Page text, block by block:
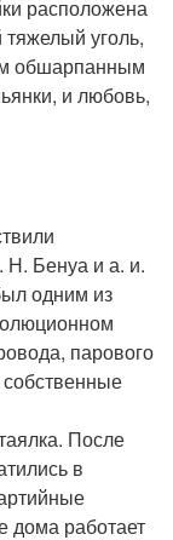
расположена
уголь,
обшарпанным
и любовь,
Н. Бенуа и а. и.
одним из
парового
После
в
дома работает